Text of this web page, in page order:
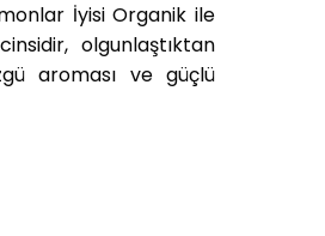
İyisi Organik ile
olgunlaştıktan
aroması ve güçlü